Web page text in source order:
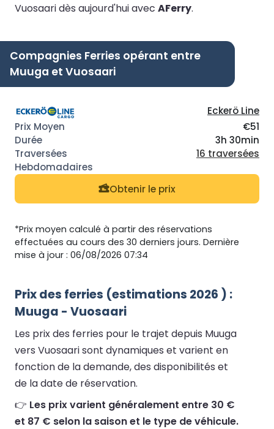
Vuosaari dès aujourd'hui avec AFerry.
Compagnies Ferries opérant entre
Muuga et Vuosaari
Eckerö Line
€51
3h 30min
16 traversées
Obtenir le prix
*Prix moyen calculé à partir des réservations
effectuées au cours des 30 derniers jours. Dernière
mise à jour : 06/08/2026 07:34
Prix des ferries (estimations 2026 ) :
Muuga - Vuosaari
Les prix des ferries pour le trajet depuis Muuga
vers Vuosaari sont dynamiques et varient en
fonction de la demande, des disponibilités et
de la date de réservation.
👉 Les prix varient généralement entre 30 €
et 87 € selon la saison et le type de véhicule.